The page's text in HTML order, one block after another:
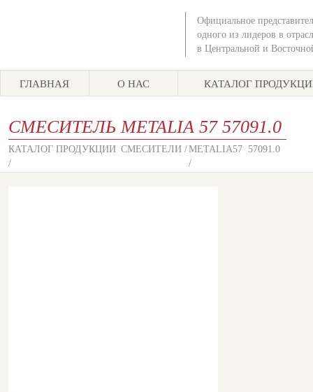
Официальное
одного из лидеров в
в Центральной и
ГЛАВНАЯ О НАС КАТАЛОГ
СМЕСИТЕЛЬMETALIA 57 57091.0
КАТАЛОГ ПРОДУКЦИИ
/
СМЕСИТЕЛИ /METALIA57
/
57091.0